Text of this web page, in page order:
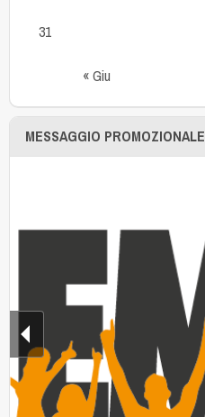
« Giu
31
MESSAGGIO PROMOZIONALE